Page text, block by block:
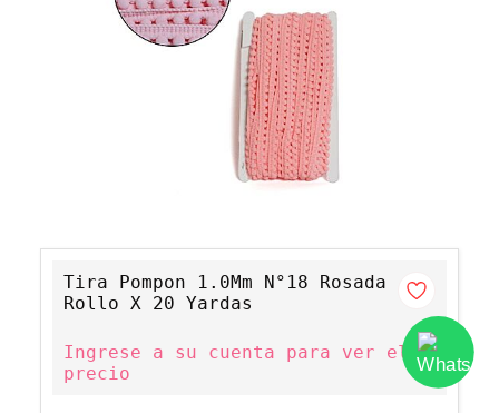
Tira Pompon 1.0Mm N°18 Rosada
Rollo X 20 Yardas
Ingrese a su cuenta para ver el
precio